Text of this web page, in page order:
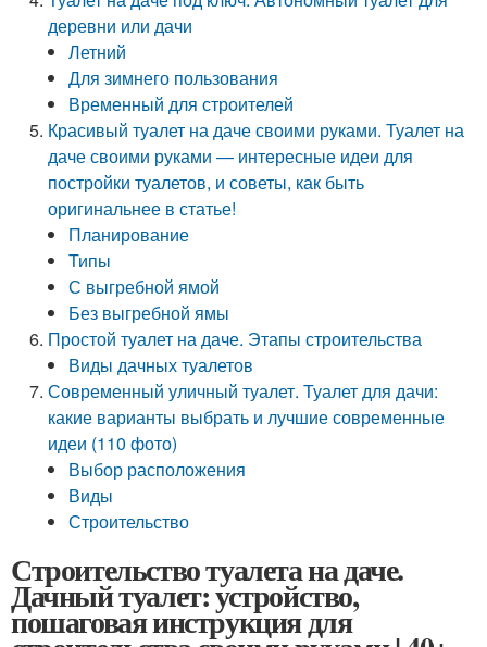
деревни или дачи
Летний
Для зимнего пользования
Временный для строителей
Красивый туалет на даче своими руками. Туалет на
даче своими руками — интересные идеи для
постройки туалетов, и советы, как быть
оригинальнее в статье!
Планирование
Типы
С выгребной ямой
Без выгребной ямы
Простой туалет на даче. Этапы строительства
Виды дачных туалетов
Современный уличный туалет. Туалет для дачи:
какие варианты выбрать и лучшие современные
идеи (110 фото)
Выбор расположения
Виды
Строительство
Строительство туалета на даче.
Дачный туалет: устройство,
пошаговая инструкция для